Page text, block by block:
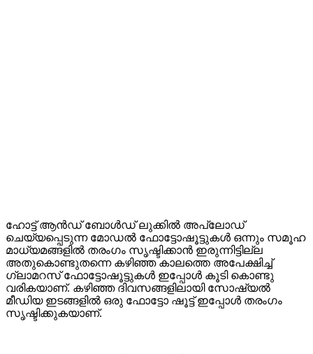
ഹോട്ട് ആൻഡ് ബോൾഡ് ലുക്കിൽ അപ്ലോഡ്
ചെയ്യപ്പെടുന്ന മോഡൽ ഫോട്ടോഷൂട്ടുകൾ ഒന്നും സമൂഹ
മാധ്യമങ്ങളിൽ തരംഗം സൃഷ്ടിക്കാൻ ഇരുന്നിട്ടില്ല
അതുകൊണ്ടുതന്നെ കഴിഞ്ഞ കാലത്തെ അപേക്ഷിച്ച്
ഗ്ലാമറസ് ഫോട്ടോഷൂട്ടുകൾ ഇപ്പോൾ കൂടി കൊണ്ടു
വരികയാണ്. കഴിഞ്ഞ ദിവസങ്ങളിലായി സോഷ്യൽ
മീഡിയ ഇടങ്ങളിൽ ഒരു ഫോട്ടോ ഷൂട്ട് ഇപ്പോൾ തരംഗം
സൃഷ്ടിക്കുകയാണ്.